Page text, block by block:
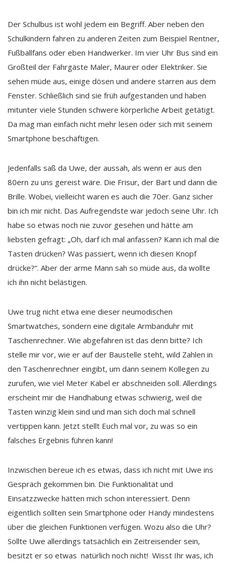
Der Schulbus ist wohl jedem ein Begriff. Aber neben den
Schulkindern fahren zu anderen Zeiten zum Beispiel Rentner,
Fußballfans oder eben Handwerker. Im vier Uhr Bus sind ein
Großteil der Fahrgäste Maler, Maurer oder Elektriker. Sie
sehen müde aus, einige dösen und andere starren aus dem
Fenster. Schließlich sind sie früh aufgestanden und haben
mitunter viele Stunden schwere körperliche Arbeit getätigt.
Da mag man einfach nicht mehr lesen oder sich mit seinem
Smartphone beschäftigen.
Jedenfalls saß da Uwe, der aussah, als wenn er aus den
80ern zu uns gereist wäre. Die Frisur, der Bart und dann die
Brille. Wobei, vielleicht waren es auch die 70er. Ganz sicher
bin ich mir nicht. Das Aufregendste war jedoch seine Uhr. Ich
habe so etwas noch nie zuvor gesehen und hätte am
liebsten gefragt: „Oh, darf ich mal anfassen? Kann ich mal die
Tasten drücken? Was passiert, wenn ich diesen Knopf
drücke?“. Aber der arme Mann sah so müde aus, da wollte
ich ihn nicht belästigen.
Uwe trug nicht etwa eine dieser neumodischen
Smartwatches, sondern eine digitale Armbanduhr mit
Taschenrechner. Wie abgefahren ist das denn bitte? Ich
stelle mir vor, wie er auf der Baustelle steht, wild Zahlen in
den Taschenrechner eingibt, um dann seinem Kollegen zu
zurufen, wie viel Meter Kabel er abschneiden soll. Allerdings
erscheint mir die Handhabung etwas schwierig, weil die
Tasten winzig klein sind und man sich doch mal schnell
vertippen kann. Jetzt stellt Euch mal vor, zu was so ein
falsches Ergebnis führen kann!
Inzwischen bereue ich es etwas, dass ich nicht mit Uwe ins
Gespräch gekommen bin. Die Funktionalität und
Einsatzzwecke hätten mich schon interessiert. Denn
eigentlich sollten sein Smartphone oder Handy mindestens
über die gleichen Funktionen verfügen. Wozu also die Uhr?
Sollte Uwe allerdings tatsächlich ein Zeitreisender sein,
besitzt er so etwas natürlich noch nicht! Wisst Ihr was, ich